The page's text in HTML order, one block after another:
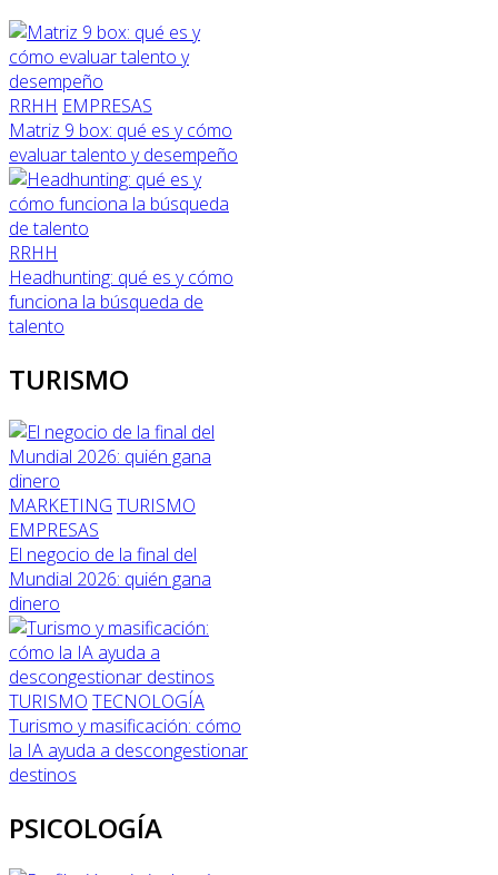
RRHH EMPRESAS
Matriz 9 box: qué es y cómo
evaluar talento y desempeño
RRHH
Headhunting: qué es y cómo
funciona la búsqueda de
talento
TURISMO
MARKETING TURISMO
EMPRESAS
El negocio de la final del
Mundial 2026: quién gana
dinero
TURISMO TECNOLOGÍA
Turismo y masificación: cómo
la IA ayuda a descongestionar
destinos
PSICOLOGÍA